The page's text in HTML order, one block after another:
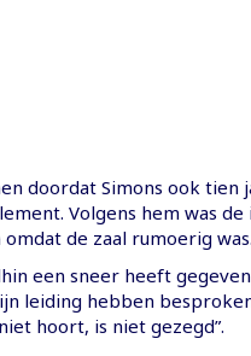
doordat Simons ook tien
Volgens hem was
de zaal rumoerig was.
een sneer heeft
leiding hebben
hoort, is niet gezegd”.